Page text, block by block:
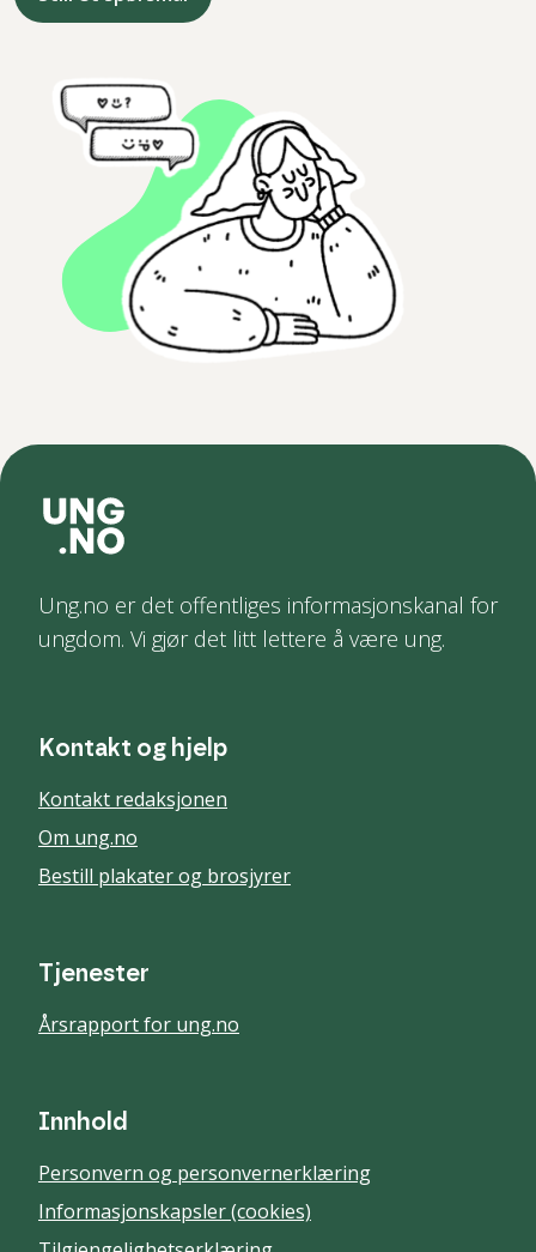
Ung.no er det offentliges informasjonskanal for
ungdom. Vi gjør det litt lettere å være ung.
Kontakt og hjelp
Kontakt redaksjonen
Om ung.no
Bestill plakater og brosjyrer
Tjenester
Årsrapport for ung.no
Innhold
Personvern og personvernerklæring
Informasjonskapsler (cookies)